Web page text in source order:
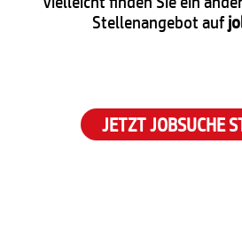
Stellenangebot auf
JETZT JOBSUCHE